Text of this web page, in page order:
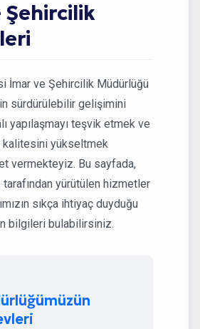
Şehircilik
İmar ve Şehircilik Müdürlüğü
sürdürülebilir gelişimini
yapılaşmayı teşvik etmek ve
kalitesini yükseltmek
vermekteyiz. Bu sayfada,
yürütülen hizmetler
sıkça ihtiyaç duyduğu
bilgileri bulabilirsiniz.